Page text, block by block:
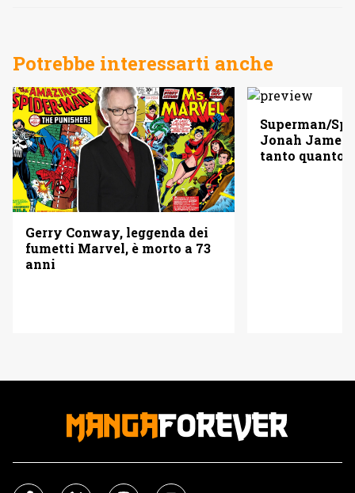
Potrebbe interessarti anche
Gerry Conway, leggenda dei
fumetti Marvel, è morto a 73
anni
Superman/
Jonah
tanto quanto